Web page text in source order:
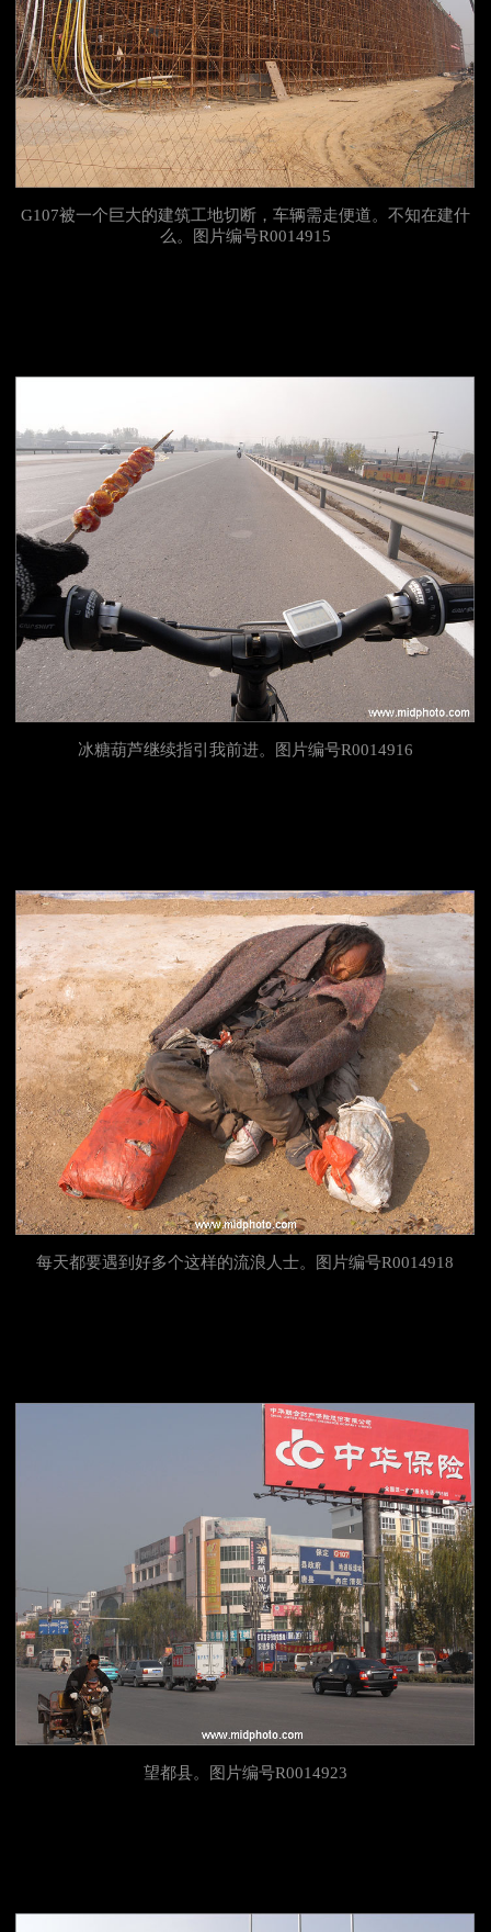
G107被一个巨大的建筑工地切断，车辆需走便道。不知在建什
么。图 片编号R0014915
冰糖葫芦继续指引我前进。图片编号R0014916
每天都要遇到好多个这样的流浪人士。图片编号R0014918
望都县。图片编号R0014923